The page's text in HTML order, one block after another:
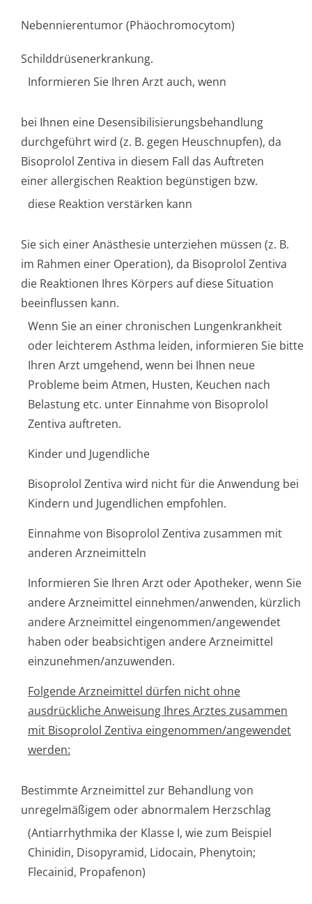
Nebennierentumor (Phäochromocytom)
Schilddrüsener­krankung.
Informieren Sie Ihren Arzt auch, wenn
bei Ihnen eine Desensibilisi­erungsbehandlung
durchgeführt wird (z. B. gegen Heuschnupfen), da
Bisoprolol Zentiva in diesem Fall das Auftreten
einer allergischen Reaktion begünstigen bzw.
diese Reaktion verstärken kann
Sie sich einer Anästhesie unterziehen müssen (z. B.
im Rahmen einer Operation), da Bisoprolol Zentiva
die Reaktionen Ihres Körpers auf diese Situation
beeinflussen kann.
Wenn Sie an einer chronischen Lungenkrankheit
oder leichterem Asthma leiden, informieren Sie bitte
Ihren Arzt umgehend, wenn bei Ihnen neue
Probleme beim Atmen, Husten, Keuchen nach
Belastung etc. unter Einnahme von Bisoprolol
Zentiva auftreten.
Kinder und Jugendliche
Bisoprolol Zentiva wird nicht für die Anwendung bei
Kindern und Jugendlichen empfohlen.
Einnahme von Bisoprolol Zentiva zusammen mit
anderen Arzneimitteln
Informieren Sie Ihren Arzt oder Apotheker, wenn Sie
andere Arzneimittel einnehmen/anwenden, kürzlich
andere Arzneimittel eingenommen/an­gewendet
haben oder beabsichtigen andere Arzneimittel
einzunehmen/an­zuwenden.
Folgende Arzneimittel dürfen nicht ohne
ausdrückliche Anweisung Ihres Arztes zusammen
mit Bisoprolol Zentiva eingenommen/an­gewendet
werden:
Bestimmte Arzneimittel zur Behandlung von
unregelmäßigem oder abnormalem Herzschlag
(Antiarrhythmika der Klasse I, wie zum Beispiel
Chinidin, Disopyramid, Lidocain, Phenytoin;
Flecainid, Propafenon)